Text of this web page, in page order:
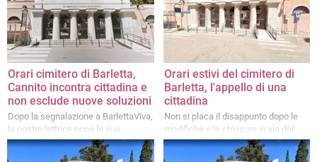
Orari cimitero di Barletta,
Cannito incontra cittadina e
non esclude nuove soluzioni
Dopo la segnalazione a BarlettaViva,
la nostra lettrice pone le sue
esigenze al sindaco: si valutano
Orari estivi del cimitero di
Barletta, l'appello di una
cittadina
Non si placa il disappunto dopo le
modifiche e le chiusure in via del
Gelso